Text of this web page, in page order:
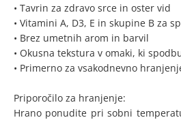
• Tavrin za zdravo srce in oster vid
• Vitamini A, D3, E in skupine B za
• Brez umetnih arom in barvil
• Okusna tekstura v omaki, ki
• Primerno za vsakodnevno
Priporočilo za hranjenje:
Hrano ponudite pri sobni